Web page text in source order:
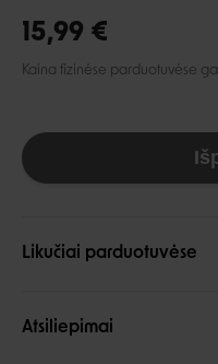
15,99 €
Kaina fizinėse parduotuvėse
Likučiai parduotuvėse
Atsiliepimai